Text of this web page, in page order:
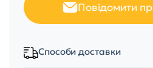
Повідомити
Способи доставки